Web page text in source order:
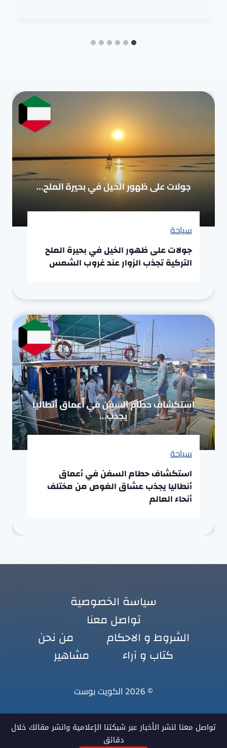
سياحة
جولات على ظهور الخيل في بحيرة الملح
التركية تجذب الزوار عند غروب الشمس
سياحة
استكشاف حطام السفن في أعماق
أنطاليا يجذب عشاق الغوص من مختلف
أنحاء العالم
سياسة الخصوصية
تواصل معنا
الشروط و الاحكام
من نحن
كتاب و آراء
مشاهير
© 2026 الكويت بوست
تواصل معنا لنشر الأخبار عبر شبكتنا الإعلامية وانشر مقالك خلال
دقائق